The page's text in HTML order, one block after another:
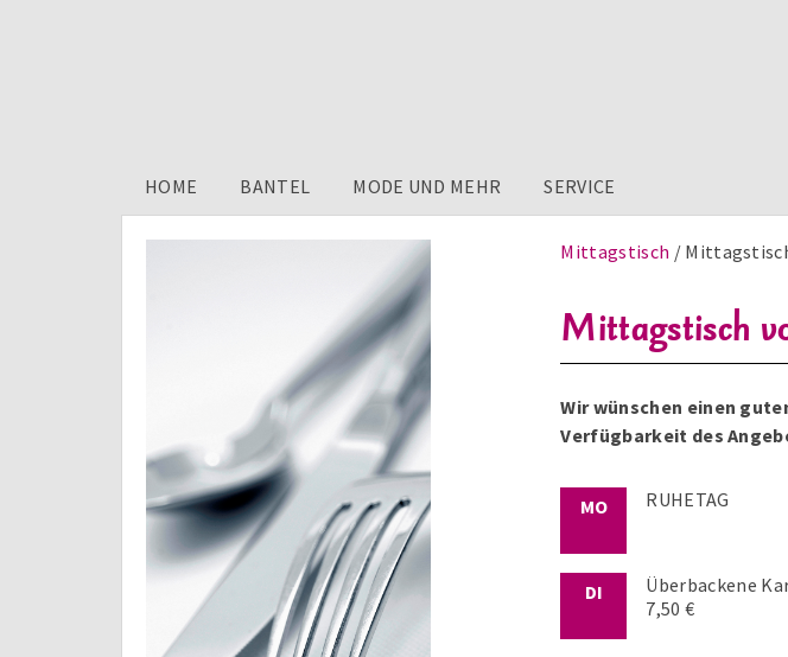
HOME BANTEL MODE UND MEHR SERVICE
Mittagstisch
Mittagstisch
Wir wünschen einen
Verfügbarkeit des
MO RUHETAG
DI
Überbackene
7,50 €